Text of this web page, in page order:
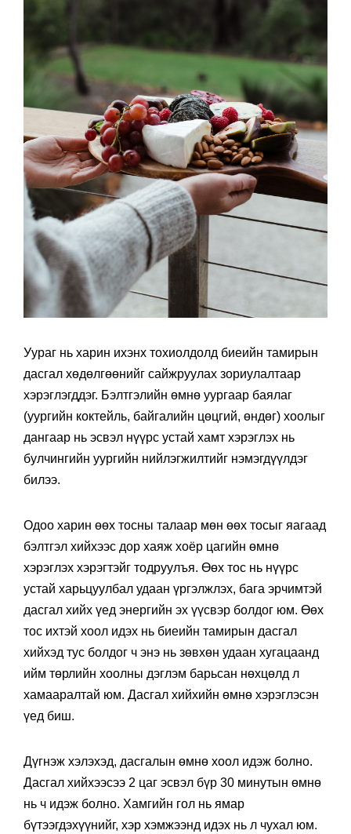
Уураг нь харин ихэнх тохиолдолд биеийн тамирын
дасгал хөдөлгөөнийг сайжруулах зориулалтаар
хэрэглэгддэг. Бэлтгэлийн өмнө уургаар баялаг
(уургийн коктейль, байгалийн цөцгий, өндөг) хоолыг
дангаар нь эсвэл нүүрс устай хамт хэрэглэх нь
булчингийн уургийн нийлэгжилтийг нэмэгдүүлдэг
билээ.
Одоо харин өөх тосны талаар мөн өөх тосыг яагаад
бэлтгэл хийхээс дор хаяж хоёр цагийн өмнө
хэрэглэх хэрэгтэйг тодруулъя. Өөх тос нь нүүрс
устай харьцуулбал удаан үргэлжлэх, бага эрчимтэй
дасгал хийх үед энергийн эх үүсвэр болдог юм. Өөх
тос ихтэй хоол идэх нь биеийн тамирын дасгал
хийхэд тус болдог ч энэ нь зөвхөн удаан хугацаанд
ийм төрлийн хоолны дэглэм барьсан нөхцөлд л
хамааралтай юм. Дасгал хийхийн өмнө хэрэглэсэн
үед биш.
Дүгнэж хэлэхэд, дасгалын өмнө хоол идэж болно.
Дасгал хийхээсээ 2 цаг эсвэл бүр 30 минутын өмнө
нь ч идэж болно. Хамгийн гол нь ямар
бүтээгдэхүүнийг, хэр хэмжээнд идэх нь л чухал юм.